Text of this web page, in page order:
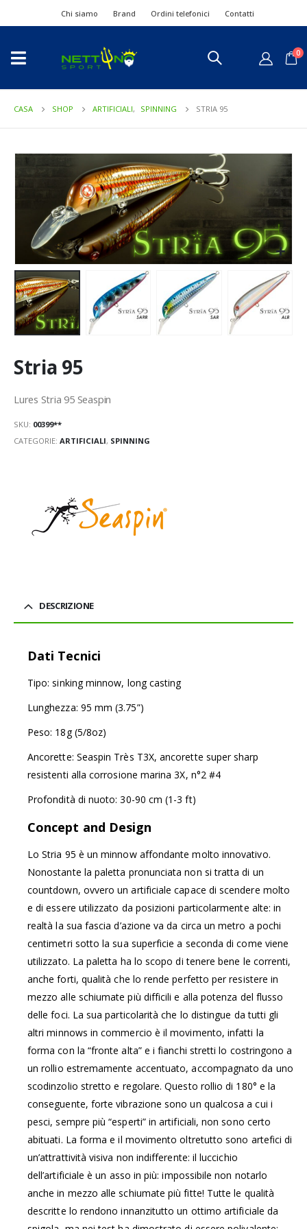
Chi siamo Brand Ordini telefonici Contatti
0
CASA SHOP ARTIFICIALI, SPINNING STRIA 95
Stria 95
Lures Stria 95 Seaspin
SKU: 00399**
CATEGORIE: ARTIFICIALI, SPINNING
DESCRIZIONE
Dati Tecnici
Tipo: sinking minnow, long casting
Lunghezza: 95 mm (3.75”)
Peso: 18g (5/8oz)
Ancorette: Seaspin Très T3X, ancorette super sharp
resistenti alla corrosione marina 3X, n°2 #4
Profondità di nuoto: 30-90 cm (1-3 ft)
Concept and Design
Lo Stria 95 è un minnow affondante molto innovativo.
Nonostante la paletta pronunciata non si tratta di un
countdown, ovvero un artificiale capace di scendere molto
e di essere utilizzato da posizioni particolarmente alte: in
realtà la sua fascia d’azione va da circa un metro a pochi
centimetri sotto la sua superficie a seconda di come viene
utilizzato. La paletta ha lo scopo di tenere bene le correnti,
anche forti, qualità che lo rende perfetto per resistere in
mezzo alle schiumate più difficili e alla potenza del flusso
delle foci. La sua particolarità che lo distingue da tutti gli
altri minnows in commercio è il movimento, infatti la
forma con la “fronte alta” e i fianchi stretti lo costringono a
un rollio estremamente accentuato, accompagnato da uno
scodinzolio stretto e regolare. Questo rollio di 180° e la
conseguente, forte vibrazione sono un qualcosa a cui i
pesci, sempre più “esperti” in artificiali, non sono certo
abituati. La forma e il movimento oltretutto sono artefici di
un’attrattività visiva non indifferente: il luccichio
dell’artificiale è un asso in più: impossibile non notarlo
anche in mezzo alle schiumate più fitte! Tutte le qualità
descritte lo rendono innanzitutto un ottimo artificiale da